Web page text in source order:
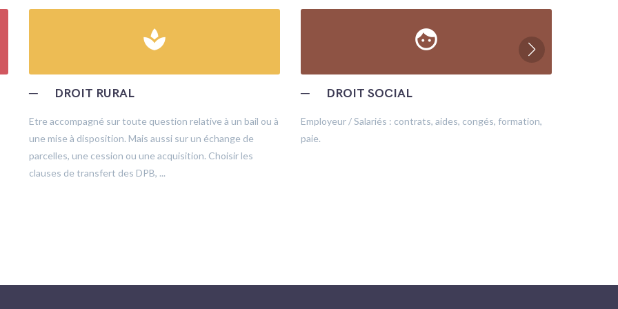
spa
─ DROIT RURAL
Etre accompagné sur toute question relative à un bail ou à
une mise à disposition. Mais aussi sur un échange de
parcelles, une cession ou une acquisition. Choisir les
clauses de transfert des DPB, ...
face
─ DROIT SOCIAL
Employeur / Salariés : contrats, aides, congés, formation,
paie.